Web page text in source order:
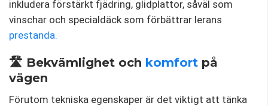
inkludera förstärkt fjädring, glidplattor, såväl som
vinschar och specialdäck som förbättrar lerans
prestanda.
🛣️ Bekvämlighet och komfort på
vägen
Förutom tekniska egenskaper är det viktigt att tänka